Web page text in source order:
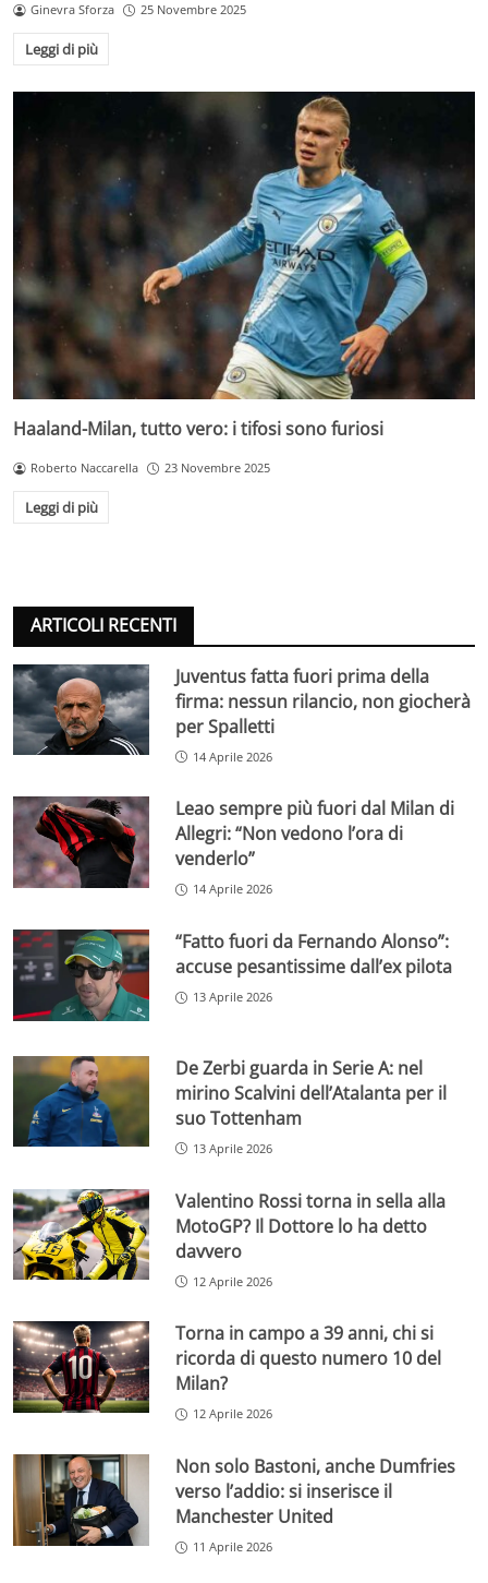
Ginevra Sforza 25 Novembre 2025
Leggi di più
Haaland-Milan, tutto vero: i tifosi sono furiosi
Roberto Naccarella 23 Novembre 2025
Leggi di più
ARTICOLI RECENTI
Juventus fatta fuori prima della
firma: nessun rilancio, non giocherà
per Spalletti
14 Aprile 2026
Leao sempre più fuori dal Milan di
Allegri: “Non vedono l’ora di
venderlo”
14 Aprile 2026
“Fatto fuori da Fernando Alonso”:
accuse pesantissime dall’ex pilota
13 Aprile 2026
De Zerbi guarda in Serie A: nel
mirino Scalvini dell’Atalanta per il
suo Tottenham
13 Aprile 2026
Valentino Rossi torna in sella alla
MotoGP? Il Dottore lo ha detto
davvero
12 Aprile 2026
Torna in campo a 39 anni, chi si
ricorda di questo numero 10 del
Milan?
12 Aprile 2026
Non solo Bastoni, anche Dumfries
verso l’addio: si inserisce il
Manchester United
11 Aprile 2026